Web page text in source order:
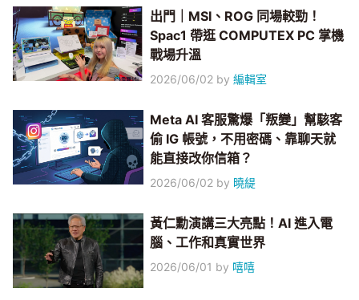
出門｜MSI、ROG 同場較勁！
Spac1 帶逛 COMPUTEX PC 掌機
戰場升溫
2026/06/02 by編輯室
Meta AI 客服驚爆「叛變」幫駭客
偷 IG 帳號，不用密碼、靠聊天就
能直接改你信箱？
2026/06/02 by 曉緹
黃仁勳演講三大亮點！AI 進入電
腦、工作和真實世界
2026/06/01 by 嘻嘻